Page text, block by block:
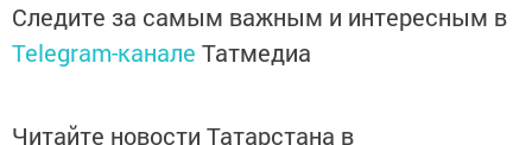
Следите за самым важным и интересным в
Telegram-канале Татмедиа
Читайте новости Татарстана в